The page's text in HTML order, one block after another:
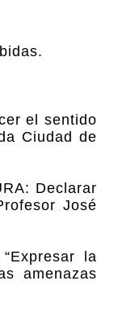
el sentido
Ciudad de
Declarar
José
la
amenazas